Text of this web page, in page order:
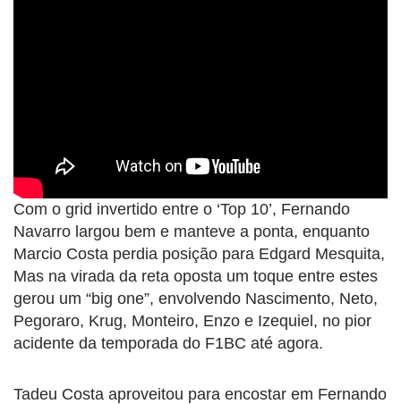
Com o grid invertido entre o ‘Top 10’, Fernando
Navarro largou bem e manteve a ponta, enquanto
Marcio Costa perdia posição para Edgard Mesquita,
Mas na virada da reta oposta um toque entre estes
gerou um “big one”, envolvendo Nascimento, Neto,
Pegoraro, Krug, Monteiro, Enzo e Izequiel, no pior
acidente da temporada do F1BC até agora.
Tadeu Costa aproveitou para encostar em Fernando